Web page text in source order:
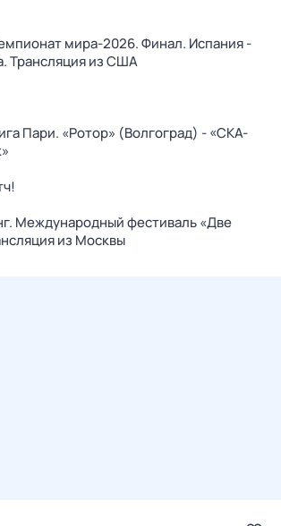
мира-2026. Финал. Испания -
Трансляция из США
Пари. «Ротор» (Волгоград) - «СКА-
Международный фестиваль «Две
из Москвы